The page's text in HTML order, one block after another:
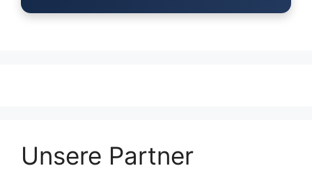
Unsere Partner